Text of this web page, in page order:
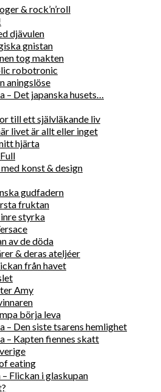
& rock’n’roll
djävulen
gnistan
tog makten
robotronic
aningslöse
– Det japanska husets…
till ett självläkande liv
livet är allt eller inget
hjärta
konst & design
gudfadern
fruktan
styrka
av de döda
& deras ateljéer
från havet
Amy
börja leva
– Den siste tsarens hemlighet
– Kapten fiennes skatt
eating
– Flickan i glaskupan